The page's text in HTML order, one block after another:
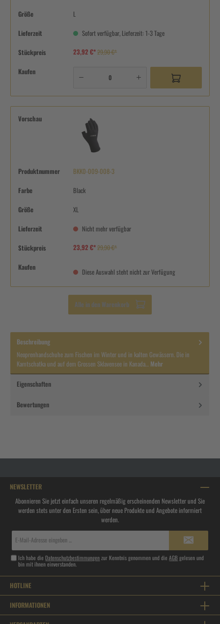
Größe L
Lieferzeit Sofort verfügbar, Lieferzeit: 1-3 Tage
Stückpreis 23,92 €*29,90 €*
Kaufen
Vorschau
Produktnummer BKK0-009-008-3
Farbe Black
Größe XL
Lieferzeit Nicht mehr verfügbar
Stückpreis 23,92 €*29,90 €*
Kaufen
Diese Auswahl steht nicht zur Verfügung
Alle in den Warenkorb
Beschreibung
Neoprenhandschuhe zum Fischen im Winter und in kalten Gewässern. Die in
Kamtschatka und auf dem Grossen Sklavensee in Kanada… Mehr
Eigenschaften
Bewertungen
NEWSLETTER
Abonnieren Sie jetzt einfach unseren regelmäßig erscheinenden Newsletter und Sie
werden stets unter den Ersten sein, über neue Produkte und Angebote informiert
werden.
Ich habe die Datenschutzbestimmungenzur Kenntnis genommen und dieAGBgelesen und
bin mit ihnen einverstanden.
HOTLINE
INFORMATIONEN